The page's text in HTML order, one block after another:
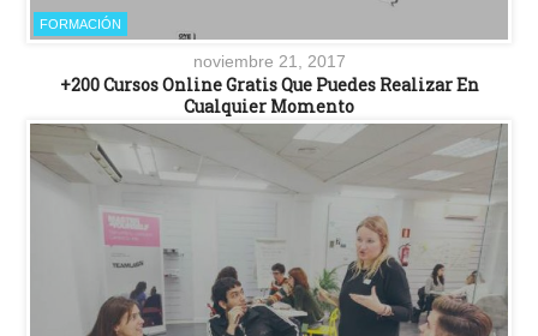
FORMACIÓN
noviembre 21, 2017
+200 Cursos Online Gratis Que Puedes Realizar En
Cualquier Momento